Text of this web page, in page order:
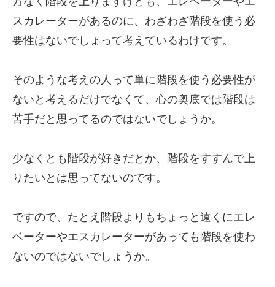
スカレーターがあるのに、わざわざ階段を使う必
要性はないでしょって考えているわけです。
そのような考えの人って単に階段を使う必要性が
ないと考えるだけでなくて、心の奥底では階段は
苦手だと思ってるのではないでしょうか。
少なくとも階段が好きだとか、階段をすすんで上
りたいとは思ってないのです。
ですので、たとえ階段よりもちょっと遠くにエレ
ベーターやエスカレーターがあっても階段を使わ
ないのではないでしょうか。